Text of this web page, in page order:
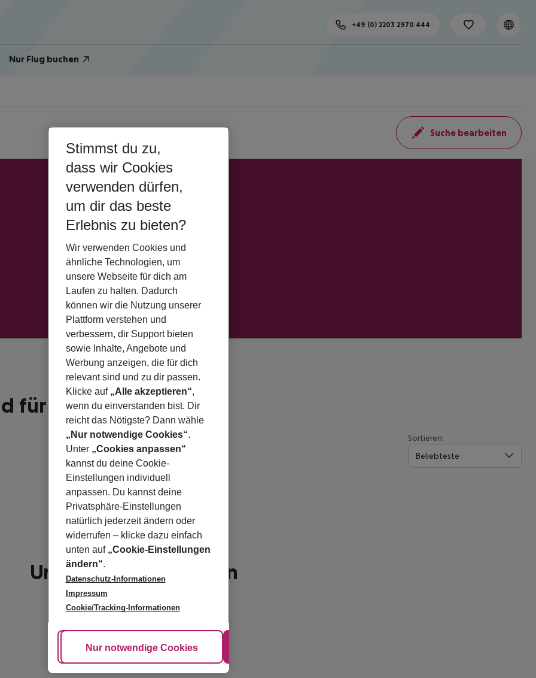
Nur Flug buchen
+49 (0) 2203 2970 444
Suche bearbeiten
für 2026
Sortieren:
Beliebteste
Unsere Empfehlungen
Stimmst du zu,
dass wir Cookies
verwenden dürfen,
um dir das beste
Erlebnis zu bieten?
Wir verwenden Cookies und
ähnliche Technologien, um
unsere Webseite für dich am
Laufen zu halten. Dadurch
können wir die Nutzung unserer
Plattform verstehen und
verbessern, dir Support bieten
sowie Inhalte, Angebote und
Werbung anzeigen, die für dich
relevant sind und zu dir passen.
Klicke auf „Alle akzeptieren“,
wenn du einverstanden bist. Dir
reicht das Nötigste? Dann wähle
„Nur notwendige Cookies“.
Unter „Cookies anpassen“
kannst du deine Cookie-
Einstellungen individuell
anpassen. Du kannst deine
Privatsphäre-Einstellungen
natürlich jederzeit ändern oder
widerrufen – klicke dazu einfach
unten auf „Cookie-Einstellungen
ändern“.
Datenschutz-Informationen
Impressum
Cookie/Tracking-Informationen
Cookie anpassen
Nur notwendige Cookies